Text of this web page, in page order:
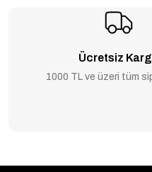
Ücretsiz
1000 TL ve üzeri tüm